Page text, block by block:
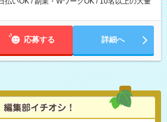
応募する 詳細へ